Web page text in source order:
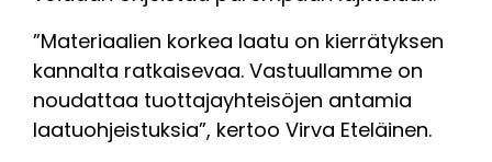
”Materiaalien korkea laatu on kierrätyksen
kannalta ratkaisevaa. Vastuullamme on
noudattaa tuottajayhteisöjen antamia
laatuohjeistuksia”, kertoo Virva Eteläinen.